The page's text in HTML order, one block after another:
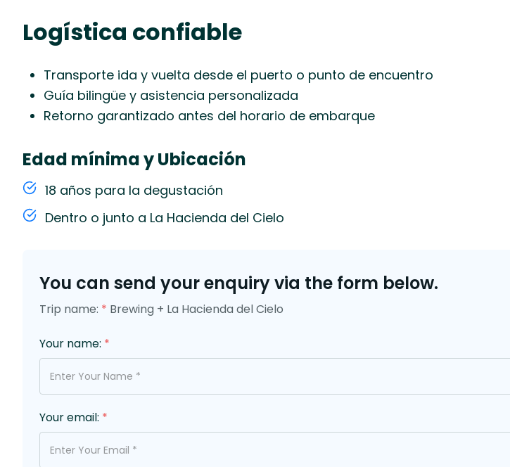
Logística confiable
Transporte ida y vuelta desde el puerto o punto de encuentro
Guía bilingüe y asistencia personalizada
Retorno garantizado antes del horario de embarque
Edad mínima y Ubicación
18 años para la degustación
Dentro o junto a La Hacienda del Cielo
You can send your enquiry via the form below.
Trip name: * Brewing + La Hacienda del Cielo
Your name: *
Your email: *